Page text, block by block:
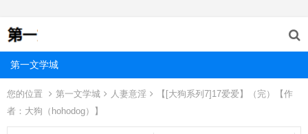
第一文学城
您的位置 第一文学城 人妻意淫
【[大狗系列7]17爱爱】（完）【作
者：大狗（hohodog）】